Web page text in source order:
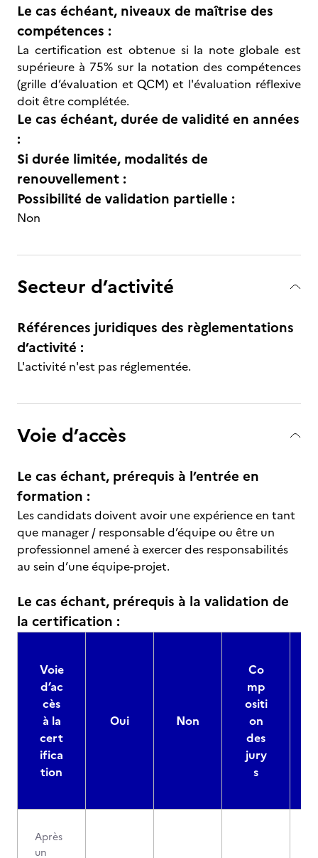
Le cas échéant, niveaux de maîtrise des
compétences :
La certification est obtenue si la note globale est
supérieure à 75% sur la notation des compétences
(grille d’évaluation et QCM) et l'évaluation réflexive
doit être complétée.
Le cas échéant, durée de validité en années
:
Si durée limitée, modalités de
renouvellement :
Possibilité de validation partielle :
Non
Secteur d’activité
Références juridiques des règlementations
d’activité :
L'activité n'est pas réglementée.
Voie d’accès
Le cas échant, prérequis à l’entrée en
formation :
Les candidats doivent avoir une expérience en tant
que manager / responsable d’équipe ou être un
professionnel amené à exercer des responsabilités
au sein d’une équipe-projet.
Le cas échant, prérequis à la validation de
la certification :
Voie
d’ac
cès
à la
cert
ifica
tion
Oui Non
Co
mp
ositi
on
des
jury
s
Après
un